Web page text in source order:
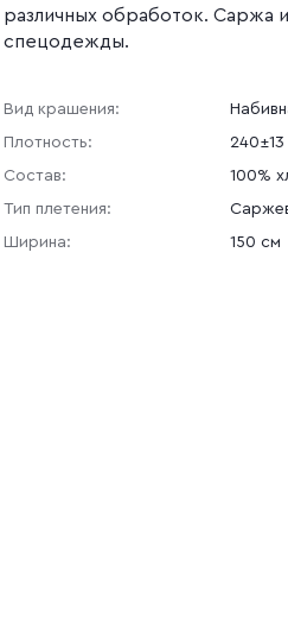
различных обработок. Саржа
спецодежды.
Вид крашения:
Плотность:
Состав:
100%
Тип плетения:
Ширина:
150 см